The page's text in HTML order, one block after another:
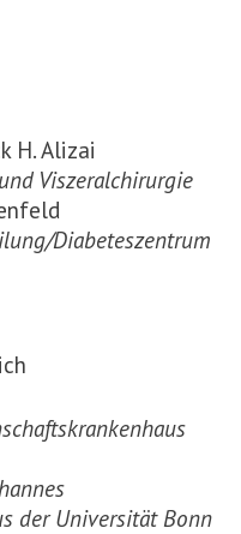
H. Alizai
Viszeralchirurgie
Diabeteszentrum
der Universität Bonn